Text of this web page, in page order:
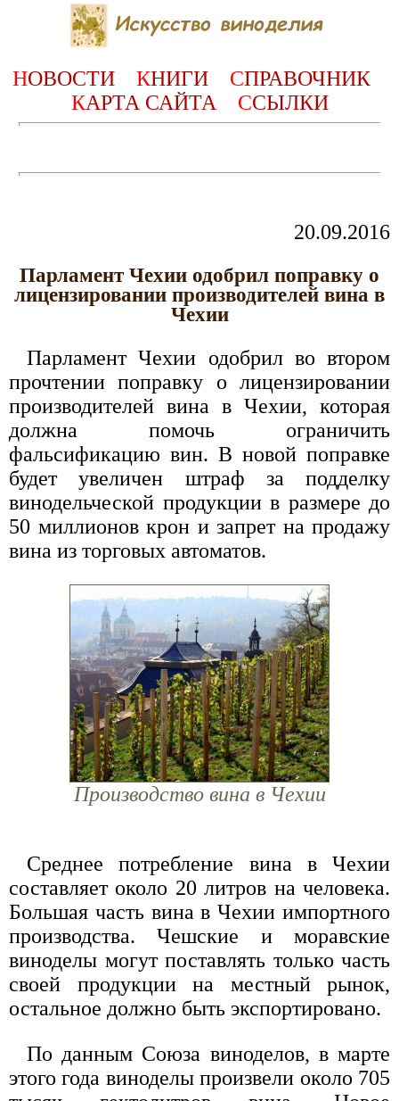
НОВОСТИ КНИГИ СПРАВОЧНИК
КАРТА САЙТА ССЫЛКИ
20.09.2016
Парламент Чехии одобрил поправку о
лицензировании производителей вина в
Чехии
Парламент Чехии одобрил во втором
прочтении поправку о лицензировании
производителей вина в Чехии, которая
должна помочь ограничить
фальсификацию вин. В новой поправке
будет увеличен штраф за подделку
винодельческой продукции в размере до
50 миллионов крон и запрет на продажу
вина из торговых автоматов.
Производство вина в Чехии
Среднее потребление вина в Чехии
составляет около 20 литров на человека.
Большая часть вина в Чехии импортного
производства. Чешские и моравские
виноделы могут поставлять только часть
своей продукции на местный рынок,
остальное должно быть экспортировано.
По данным Союза виноделов, в марте
этого года виноделы произвели около 705